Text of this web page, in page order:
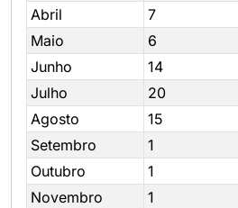
Abril
7
Maio
6
Junho
14
Julho
20
Agosto
15
Setembro
1
Outubro
1
Novembro
1